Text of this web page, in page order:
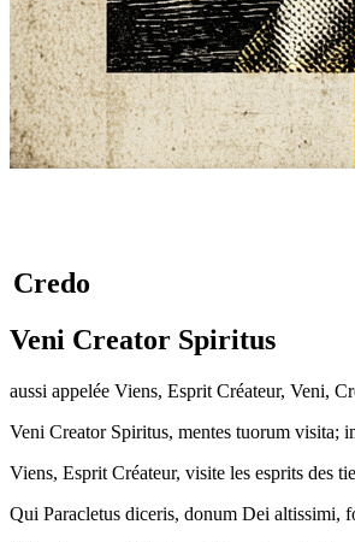
Credo
Veni Creator Spiritus
aussi appelée Viens, Esprit Créateur, Veni,
Veni Creator Spiritus, mentes tuorum visita;
Viens, Esprit Créateur, visite les esprits des
Qui Paracletus diceris, donum Dei altissimi,